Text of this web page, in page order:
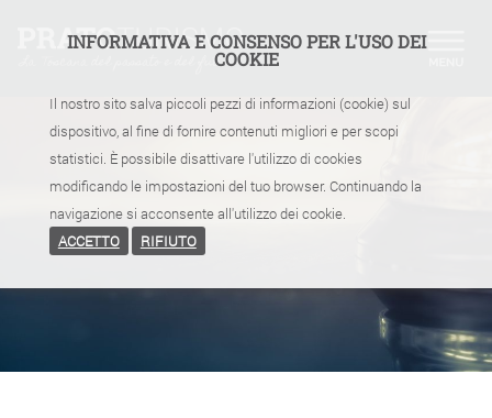
INFORMATIVA E CONSENSO PER L'USO DEI
COOKIE
Il nostro sito salva piccoli pezzi di informazioni (cookie) sul
dispositivo, al fine di fornire contenuti migliori e per scopi
statistici. È possibile disattivare l'utilizzo di cookies
modificando le impostazioni del tuo browser. Continuando la
navigazione si acconsente all'utilizzo dei cookie.
ACCETTO
RIFIUTO